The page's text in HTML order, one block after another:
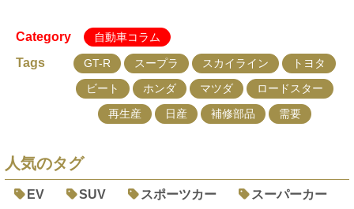
Category 自動車コラム
Tags GT-R スープラ スカイライン
トヨタ
ビート
ホンダ マツダ
ロードスター
再生産
日産 補修部品 需要
人気のタグ
EV SUV スポーツカー
スーパーカー